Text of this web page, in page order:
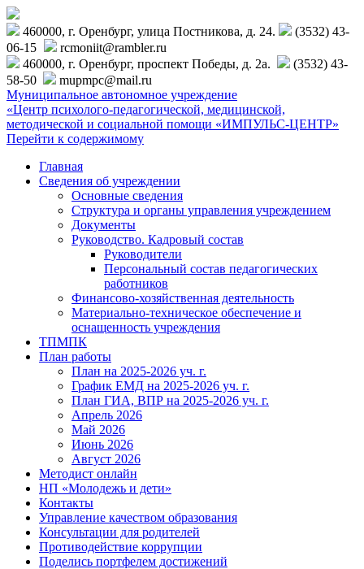
460000, г. Оренбург, улица Постникова, д. 24.
(3532) 43-
06-15
rcmoniit@rambler.ru
460000, г. Оренбург, проспект Победы, д. 2а.
(3532) 43-
58-50
mupmpc@mail.ru
Муниципальное автономное учреждение
«Центр психолого-педагогической, медицинской,
методической и социальной помощи «ИМПУЛЬС-ЦЕНТР»
Перейти к содержимому
Главная
Сведения об учреждении
Основные сведения
Структура и органы управления учреждением
Документы
Руководство. Кадровый состав
Руководители
Персональный состав педагогических
работников
Финансово-хозяйственная деятельность
Материально-техническое обеспечение и
оснащенность учреждения
ТПМПК
План работы
План на 2025-2026 уч. г.
График ЕМД на 2025-2026 уч. г.
План ГИА, ВПР на 2025-2026 уч. г.
Апрель 2026
Май 2026
Июнь 2026
Август 2026
Методист онлайн
НП «Молодежь и дети»
Контакты
Управление качеством образования
Консультации для родителей
Противодействие коррупции
Поделись портфелем достижений